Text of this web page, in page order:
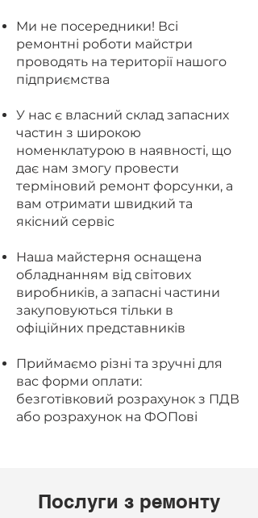
Ми не посередники! Всі
ремонтні роботи майстри
проводять на території нашого
підприємства
У нас є власний склад запасних
частин з широкою
номенклатурою в наявності, що
дає нам змогу провести
терміновий ремонт форсунки, а
вам отримати швидкий та
якісний сервіс
Наша майстерня оснащена
обладнанням від світових
виробників, а запасні частини
закуповуються тільки в
офіційних представників
Приймаємо різні та зручні для
вас форми оплати:
безготівковий розрахунок з ПДВ
або розрахунок на ФОПові
Послуги з ремонту